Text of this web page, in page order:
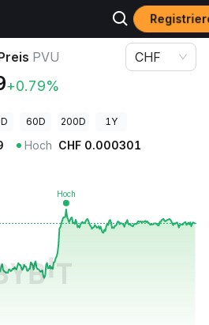
PVU
+0.79%
CHF
60D 200D 1Y
Hoch CHF 0.000301